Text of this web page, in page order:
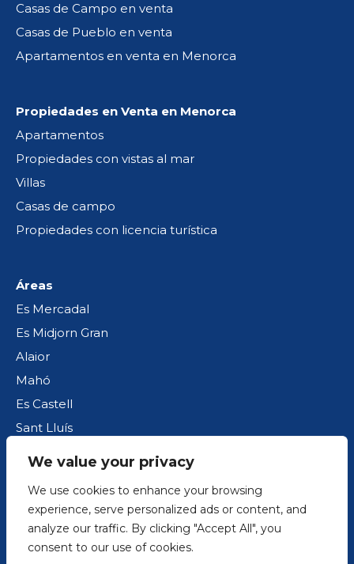
We value your privacy
We use cookies to enhance your browsing
experience, serve personalized ads or content, and
analyze our traffic. By clicking "Accept All", you
consent to our use of cookies.
Casas de Campo en venta
Casas de Pueblo en venta
Apartamentos en venta en Menorca
Propiedades en Venta en Menorca
Apartamentos
Propiedades con vistas al mar
Villas
Casas de campo
Propiedades con licencia turística
Áreas
Es Mercadal
Es Midjorn Gran
Alaior
Mahó
Es Castell
Sant Lluís
Política de cookies
Aviso legal
Política de privacidad
Blog